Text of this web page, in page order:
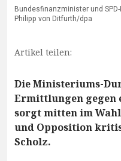
Bundesfinanzminister und
Philipp von Ditfurth/dpa
Artikel teilen:
Die Ministeriums-
Ermittlungen gegen
sorgt mitten im
und Opposition
Scholz.